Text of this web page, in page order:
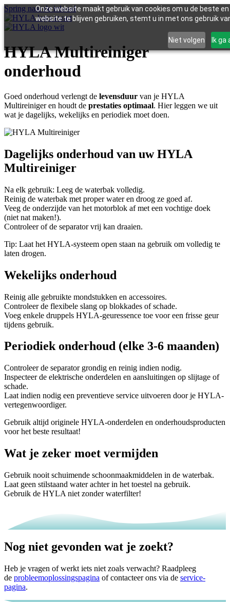
Onze website maakt gebruik van cookies om u de beste
website te blijven gebruiken, stemt u in met ons gebruik
Niet volgen Ik ga
Spring naar de inhoud
Geschiedenis van HYLA
Carrière bij HYLA
Blog
HYLA Stoomreiniger
HYLA Motorische borstel
HYLA Nat reiniger
HYLA Mini luchtbevochtiger
Multireiniger onderhoud
Multireiniger FAQ
Multireiniger probleemoplossing
Stoomreiniger onderhoud
Stoomreiniger FAQ
Stoomreiniger probleemoplossing
Nederlands
Geschiedenis van HYLA
Onze partners
HYLA Multireiniger
HYLA Stoomreiniger
HYLA Motorische borstel
HYLA Nat reiniger
HYLA Mini luchtbevochtiger
Multireiniger handleiding
Multireiniger onderhoud
Multireiniger FAQ
Stoomreiniger handleiding
Stoomreiniger onderhoud
Stoomreiniger FAQ
Stoomreiniger probleemoplossing
Nederlands
HYLA Multireiniger
onderhoud
Goed onderhoud verlengt de levensduur van je HYLA
Multireiniger en houdt de prestaties optimaal. Hier leggen we uit
wat je dagelijks, wekelijks en periodiek moet doen.
Dagelijks onderhoud van uw HYLA
Multireiniger
Na elk gebruik: Leeg de waterbak volledig.
Reinig de waterbak met proper water en droog ze goed af.
Veeg de onderzijde van het motorblok af met een vochtige doek
(niet nat maken!).
Controleer of de separator vrij kan draaien.
Tip: Laat het HYLA-systeem open staan na gebruik om volledig te
laten drogen.
Wekelijks onderhoud
Reinig alle gebruikte mondstukken en accessoires.
Controleer de flexibele slang op blokkades of schade.
Voeg enkele druppels HYLA-geuressence toe voor een frisse geur
tijdens gebruik.
Periodiek onderhoud (elke 3-6 maanden)
Controleer de separator grondig en reinig indien nodig.
Inspecteer de elektrische onderdelen en aansluitingen op slijtage of
schade.
Laat indien nodig een preventieve service uitvoeren door je HYLA-
vertegenwoordiger.
Gebruik altijd originele HYLA-onderdelen en onderhoudsproducten
voor het beste resultaat!
Wat je zeker moet vermijden
Gebruik nooit schuimende schoonmaakmiddelen in de waterbak.
Laat geen stilstaand water achter in het toestel na gebruik.
Gebruik de HYLA niet zonder waterfilter!
Nog niet gevonden wat je zoekt?
Heb je vragen of werkt iets niet zoals verwacht? Raadpleeg
de probleemoplossingspagina of contacteer ons via de service-
pagina.